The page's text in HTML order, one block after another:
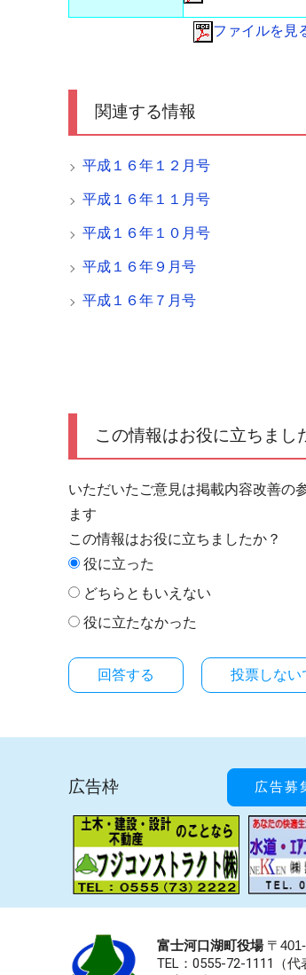
ファイルを見
関連する情報
平成１６年１２月号
平成１６年１１月号
平成１６年１０月号
平成１６年９月号
平成１６年７月号
この情報はお役に立ちまし
いただいたご意見は掲載内容改善の
ます
この情報はお役に立ちましたか？
役に立った
どちらともいえない
役に立たなかった
投票しない
広告枠 広告募
富士河口湖町役場〒
TEL：0555-72-1111 （